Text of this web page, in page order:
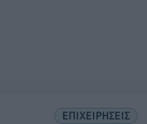
ΕΠΙΧΕΙΡΗΣΕΙΣ